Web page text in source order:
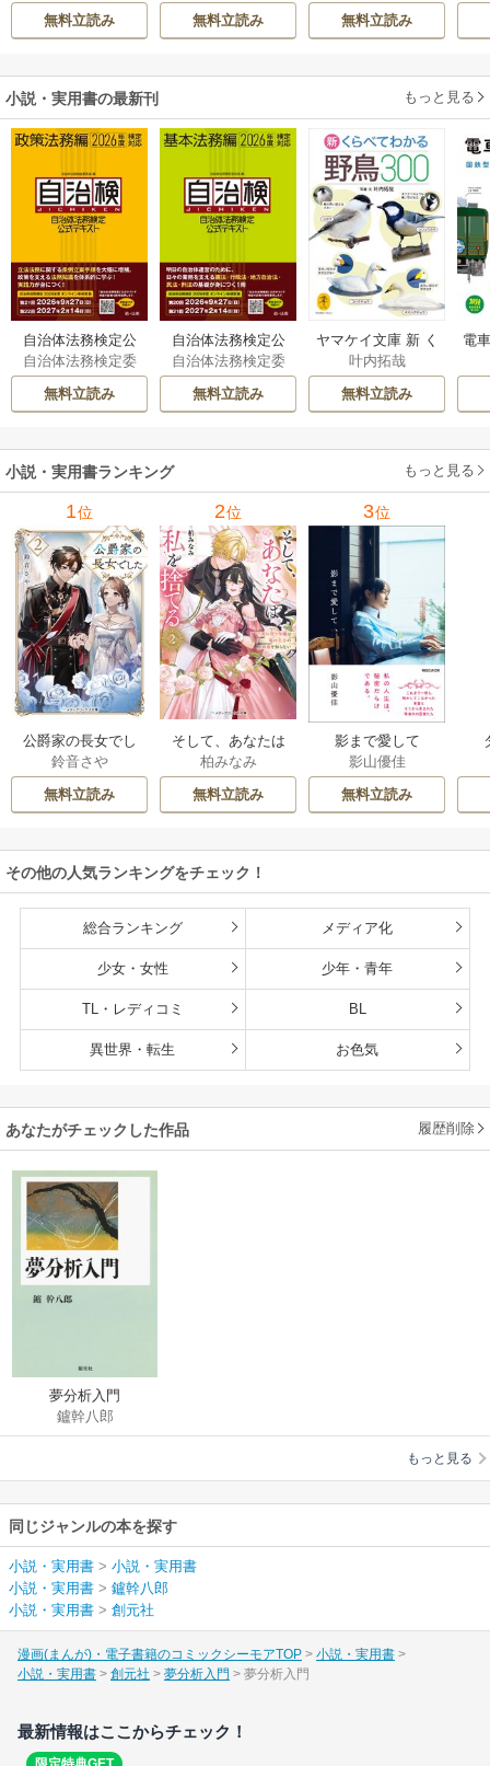
てください
無料立読み 無料立読み
ハ
無料立読み
小説・実用書の最新刊 もっと見る
自治体法務検定公
式テキスト 政策
法務編 ２０２６
年度検定対応 1巻
自治体法務検定委
員会
無料立読み
自治体法務検定公
式テキスト 基本
法務編 ２０２６
年度検定対応 1巻
自治体法務検定委
員会
無料立読み
ヤマケイ文庫 新 く
らべてわかる野鳥3
00 1巻
叶内拓哉
無料立読み
電
小説・実用書ランキング もっと見る
1位
公爵家の長女でし
た
鈴音さや
無料立読み
2位
そして、あなたは
私を捨てる
柏みなみ
無料立読み
3位
影まで愛して
影山優佳
無料立読み
その他の人気ランキングをチェック！
総合ランキング メディア化
少女・女性 少年・青年
TL・レディコミ BL
異世界・転生 お色気
あなたがチェックした作品 履歴削除
夢分析入門
鑪幹八郎
もっと見る
同じジャンルの本を探す
小説・実用書 > 小説・実用書
小説・実用書 > 鑪幹八郎
小説・実用書 > 創元社
漫画(まんが)・電子書籍のコミックシーモアTOP
小説・実用書
小説・実用書
創元社 夢分析入門 夢分析入門
最新情報はここからチェック！